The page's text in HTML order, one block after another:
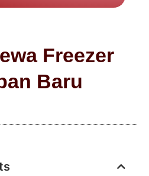
Freezer
Baru